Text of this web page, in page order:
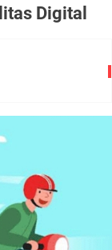
Digital